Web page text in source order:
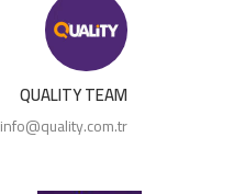
QUALITY TEAM
info@quality.com.tr